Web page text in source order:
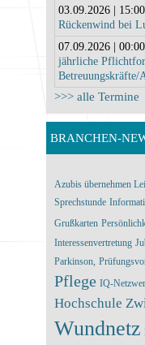
03.09.2026 |
Rückenwind bei
07.09.2026 |
jährliche
Betreuungskräfte/
>>> alle Termine
BRANCHEN-
Azubis übernehmen
Sprechstunde
Grußkarten
Interessenvertretung
Parkinson,
Pflege IQ-
Hochschule
Wundnetz